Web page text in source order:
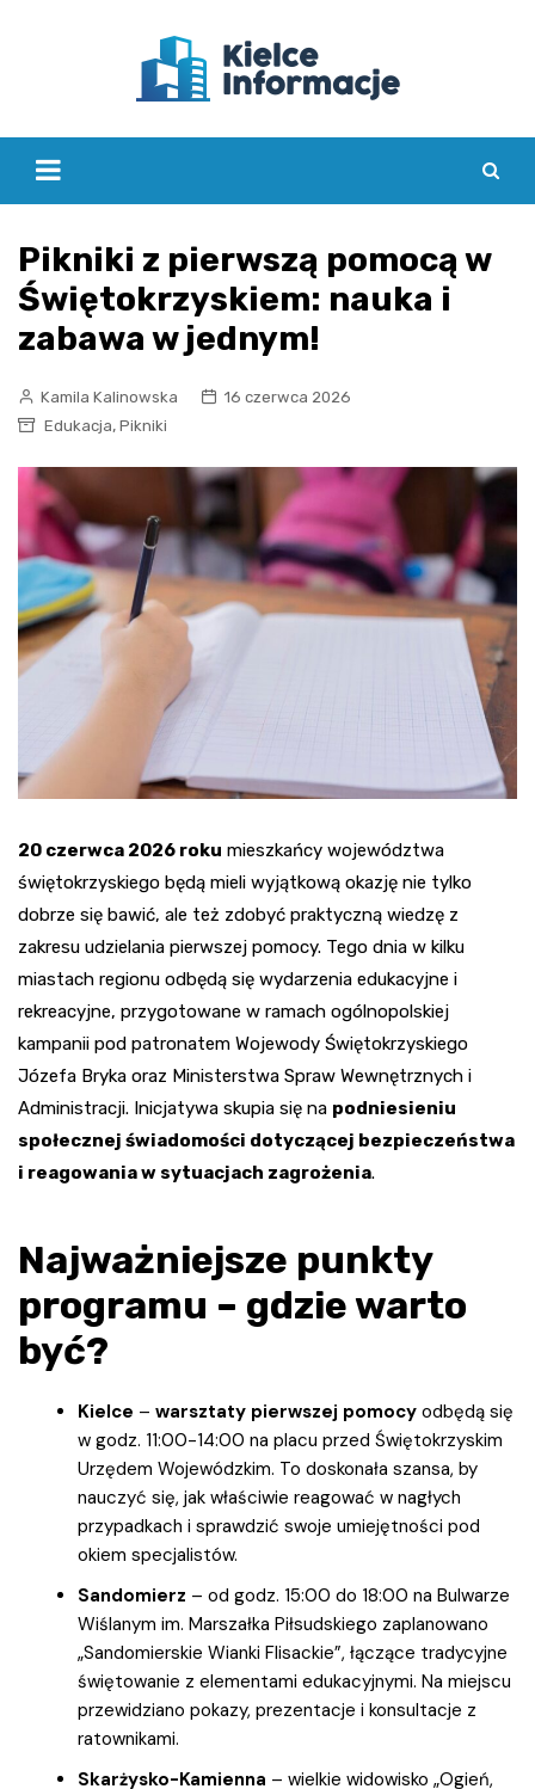
Pikniki z pierwszą pomocą w
Świętokrzyskiem: nauka i
zabawa w jednym!
Kamila Kalinowska
16 czerwca 2026
Edukacja, Pikniki
20 czerwca 2026 roku mieszkańcy województwa
świętokrzyskiego będą mieli wyjątkową okazję nie tylko
dobrze się bawić, ale też zdobyć praktyczną wiedzę z
zakresu udzielania pierwszej pomocy. Tego dnia w kilku
miastach regionu odbędą się wydarzenia edukacyjne i
rekreacyjne, przygotowane w ramach ogólnopolskiej
kampanii pod patronatem Wojewody Świętokrzyskiego
Józefa Bryka oraz Ministerstwa Spraw Wewnętrznych i
Administracji. Inicjatywa skupia się na podniesieniu
społecznej świadomości dotyczącej bezpieczeństwa
i reagowania w sytuacjach zagrożenia.
Najważniejsze punkty
programu – gdzie warto
być?
Kielce – warsztaty pierwszej pomocy odbędą się
w godz. 11:00-14:00 na placu przed Świętokrzyskim
Urzędem Wojewódzkim. To doskonała szansa, by
nauczyć się, jak właściwie reagować w nagłych
przypadkach i sprawdzić swoje umiejętności pod
okiem specjalistów.
Sandomierz – od godz. 15:00 do 18:00 na Bulwarze
Wiślanym im. Marszałka Piłsudskiego zaplanowano
„Sandomierskie Wianki Flisackie”, łączące tradycyjne
świętowanie z elementami edukacyjnymi. Na miejscu
przewidziano pokazy, prezentacje i konsultacje z
ratownikami.
Skarżysko-Kamienna – wielkie widowisko „Ogień,